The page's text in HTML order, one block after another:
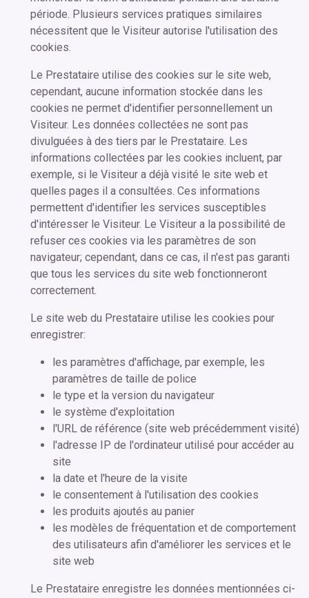
période. Plusieurs services pratiques similaires
nécessitent que le Visiteur autorise l'utilisation des
cookies.
Le Prestataire utilise des cookies sur le site web,
cependant, aucune information stockée dans les
cookies ne permet d'identifier personnellement un
Visiteur. Les données collectées ne sont pas
divulguées à des tiers par le Prestataire. Les
informations collectées par les cookies incluent, par
exemple, si le Visiteur a déjà visité le site web et
quelles pages il a consultées. Ces informations
permettent d'identifier les services susceptibles
d'intéresser le Visiteur. Le Visiteur a la possibilité de
refuser ces cookies via les paramètres de son
navigateur; cependant, dans ce cas, il n'est pas garanti
que tous les services du site web fonctionneront
correctement.
Le site web du Prestataire utilise les cookies pour
enregistrer:
les paramètres d'affichage, par exemple, les
paramètres de taille de police
le type et la version du navigateur
le système d'exploitation
l'URL de référence (site web précédemment visité)
l'adresse IP de l'ordinateur utilisé pour accéder au
site
la date et l'heure de la visite
le consentement à l'utilisation des cookies
les produits ajoutés au panier
les modèles de fréquentation et de comportement
des utilisateurs afin d'améliorer les services et le
site web
Le Prestataire enregistre les données mentionnées ci-